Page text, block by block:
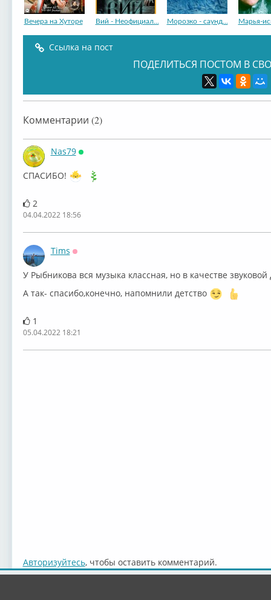
Вечера на Хуторе Вий - Неофициал... Морозко - саунд... Марья-
Ссылка на пост
ПОДЕЛИТЬСЯ ПОСТОМ В
Комментарии (2)
Nas79
СПАСИБО!
2
04.04.2022 18:56
Tims
У Рыбникова вся музыка классная, но в качестве
А так- спасибо,конечно, напомнили детство
1
05.04.2022 18:21
Авторизуйтесь, чтобы оставить комментарий.